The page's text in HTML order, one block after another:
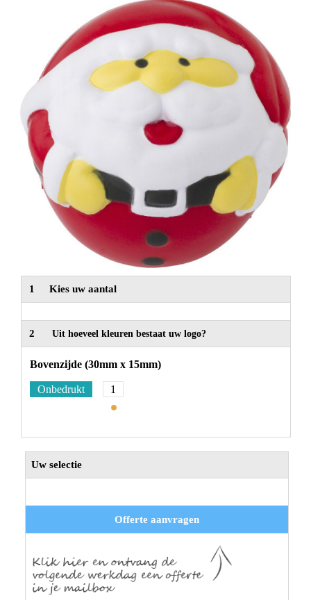
Alle categorieën
1 Kies uw aantal
2 Uit hoeveel kleuren bestaat uw logo?
Bovenzijde (30mm x 15mm)
Onbedrukt 1
Uw selectie
Offerte aanvragen